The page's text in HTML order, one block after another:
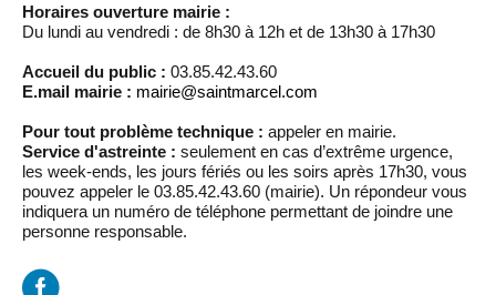
Horaires ouverture mairie :
Du lundi au vendredi : de 8h30 à 12h et de 13h30 à 17h30
Accueil du public : 03.85.42.43.60
E.mail mairie : mairie@saintmarcel.com
Pour tout problème technique : appeler en mairie.
Service d'astreinte : seulement en cas d’extrême urgence,
les week-ends, les jours fériés ou les soirs après 17h30, vous
pouvez appeler le 03.85.42.43.60 (mairie). Un répondeur vous
indiquera un numéro de téléphone permettant de joindre une
personne responsable.